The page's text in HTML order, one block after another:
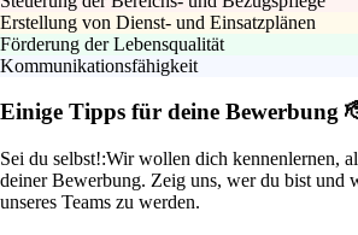
Erstellung von Dienst- und Einsatzplänen
Förderung der Lebensqualität
Kommunikationsfähigkeit
Einige Tipps für deine Bewerbung
Sei du selbst!:Wir wollen dich kennenlernen,
deiner Bewerbung. Zeig uns, wer du bist und
unseres Teams zu werden.